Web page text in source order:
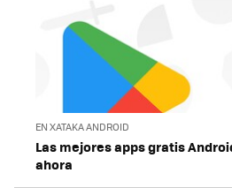
EN XATAKA ANDROID
Las mejores apps gratis
ahora